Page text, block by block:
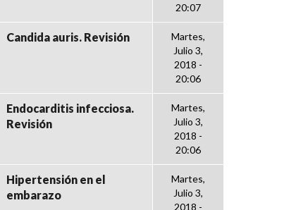
20:07
Candida auris. Revisión
Martes,
Julio 3,
2018 -
20:06
Endocarditis infecciosa.
Revisión
Martes,
Julio 3,
2018 -
20:06
Hipertensión en el
embarazo
Martes,
Julio 3,
2018 -